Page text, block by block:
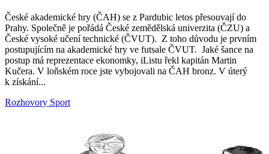
České akademické hry (ČAH) se z Pardubic letos přesouvají do
Prahy. Společně je pořádá České zemědělská univerzita (ČZU) a
České vysoké učení technické (ČVUT). Z toho důvodu je prvním
postupujícím na akademické hry ve futsale ČVUT. Jaké šance na
postup má reprezentace ekonomky, iListu řekl kapitán Martin
Kučera. V loňském roce jste vybojovali na ČAH bronz. V úterý
k získání...
Rozhovory Sport